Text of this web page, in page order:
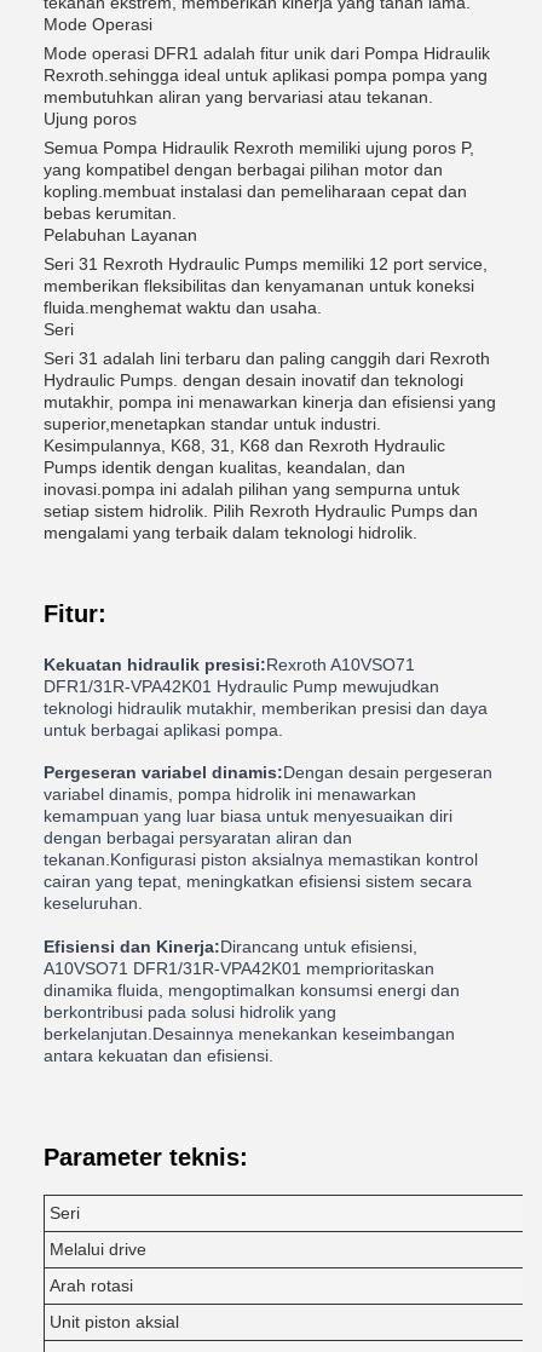
Mode Operasi
Mode operasi DFR1 adalah fitur unik dari Pompa Hidraulik
Rexroth.sehingga ideal untuk aplikasi pompa pompa yang
membutuhkan aliran yang bervariasi atau tekanan.
Ujung poros
Semua Pompa Hidraulik Rexroth memiliki ujung poros P,
yang kompatibel dengan berbagai pilihan motor dan
kopling.membuat instalasi dan pemeliharaan cepat dan
bebas kerumitan.
Pelabuhan Layanan
Seri 31 Rexroth Hydraulic Pumps memiliki 12 port service,
memberikan fleksibilitas dan kenyamanan untuk koneksi
fluida.menghemat waktu dan usaha.
Seri
Seri 31 adalah lini terbaru dan paling canggih dari Rexroth
Hydraulic Pumps. dengan desain inovatif dan teknologi
mutakhir, pompa ini menawarkan kinerja dan efisiensi yang
superior,menetapkan standar untuk industri.
Kesimpulannya, K68, 31, K68 dan Rexroth Hydraulic
Pumps identik dengan kualitas, keandalan, dan
inovasi.pompa ini adalah pilihan yang sempurna untuk
setiap sistem hidrolik. Pilih Rexroth Hydraulic Pumps dan
mengalami yang terbaik dalam teknologi hidrolik.
Fitur:
Kekuatan hidraulik presisi:Rexroth A10VSO71
DFR1/31R-VPA42K01 Hydraulic Pump mewujudkan
teknologi hidraulik mutakhir, memberikan presisi dan daya
untuk berbagai aplikasi pompa.
Pergeseran variabel dinamis:Dengan desain pergeseran
variabel dinamis, pompa hidrolik ini menawarkan
kemampuan yang luar biasa untuk menyesuaikan diri
dengan berbagai persyaratan aliran dan
tekanan.Konfigurasi piston aksialnya memastikan kontrol
cairan yang tepat, meningkatkan efisiensi sistem secara
keseluruhan.
Efisiensi dan Kinerja:Dirancang untuk efisiensi,
A10VSO71 DFR1/31R-VPA42K01 memprioritaskan
dinamika fluida, mengoptimalkan konsumsi energi dan
berkontribusi pada solusi hidrolik yang
berkelanjutan.Desainnya menekankan keseimbangan
antara kekuatan dan efisiensi.
Parameter teknis:
Seri
Melalui drive
Arah rotasi
Unit piston aksial